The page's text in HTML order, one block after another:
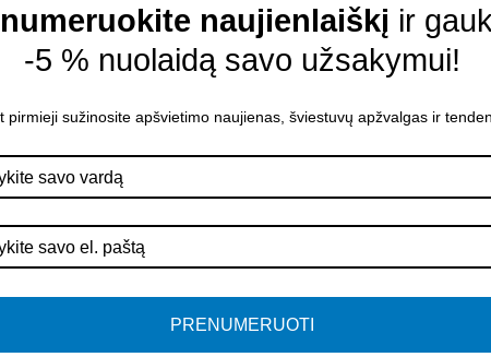
naujienlaiškį ir
-5 % nuolaidą savo užsakymui!
pirmieji sužinosite apšvietimo naujienas, šviestuvų apžvalgas ir
PRENUMERUOTI